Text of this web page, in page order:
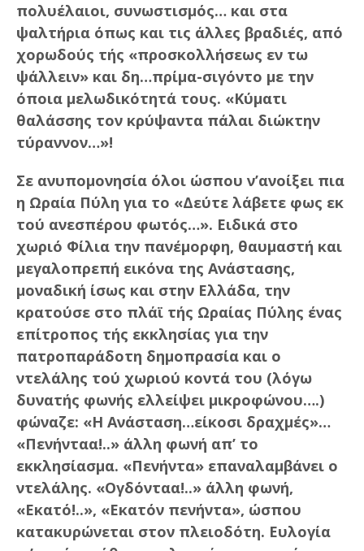
πολυέλαιοι, συνωστισμός… και στα
ψαλτήρια όπως και τις άλλες βραδιές, από
χορωδούς τής «προσκολλήσεως εν τω
ψάλλειν» και δη…πρίμα-σιγόντο με την
όποια μελωδικότητά τους. «Κύματι
θαλάσσης τον κρύψαντα πάλαι διώκτην
τύραννον…»!
Σε ανυπομονησία όλοι ώσπου ν’ανοίξει πια
η Ωραία Πύλη για το «Δεύτε λάβετε φως εκ
τού ανεσπέρου φωτός…». Ειδικά στο
χωριό Φίλια την πανέμορφη, θαυμαστή και
μεγαλοπρεπή εικόνα της Ανάστασης,
μοναδική ίσως και στην Ελλάδα, την
κρατούσε στο πλάϊ τής Ωραίας Πύλης ένας
επίτροπος τής εκκλησίας για την
πατροπαράδοτη δημοπρασία και ο
ντελάλης τού χωριού κοντά του (λόγω
δυνατής φωνής ελλείψει μικροφώνου….)
φώναζε: «Η Ανάσταση…είκοσι δραχμές»…
«Πενήνταα!..» άλλη φωνή απ’ το
εκκλησίασμα. «Πενήντα» επαναλαμβάνει ο
ντελάλης. «Ογδόνταα!..» άλλη φωνή,
«Εκατό!..», «Εκατόν πενήντα», ώσπου
κατακυρώνεται στον πλειοδότη. Ευλογία